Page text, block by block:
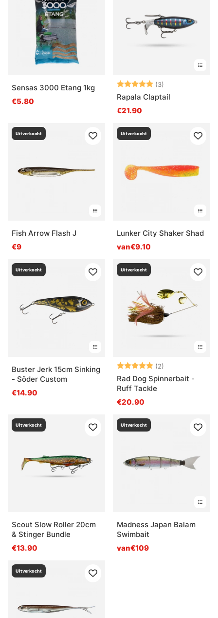
Sensas 3000 Etang 1kg
€5.80
Beoordeling:
(3)
Rapala Claptail
€21.90
Uitverkocht
Fish Arrow Flash J
€9
Uitverkocht
Lunker City Shaker Shad
van€9.10
Uitverkocht
Buster Jerk 15cm Sinking
- Söder Custom
€14.90
Uitverkocht
Beoordeling:
(2)
Rad Dog Spinnerbait -
Ruff Tackle
€20.90
Uitverkocht
Scout Slow Roller 20cm
& Stinger Bundle
€13.90
Uitverkocht
Madness Japan Balam
Swimbait
van€109
Uitverkocht